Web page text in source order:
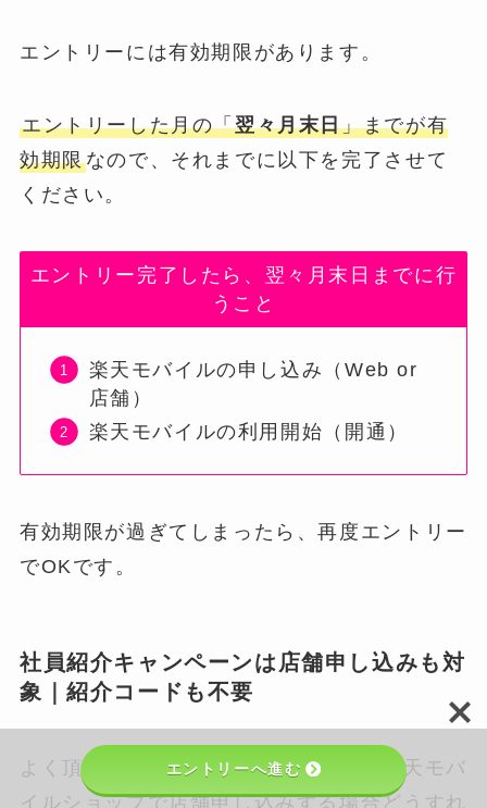
エントリーには有効期限があります。
エントリーした月の「翌々月末日」までが有
効期限なので、それまでに以下を完了させて
ください。
エントリー完了したら、翌々月末日までに行
うこと
楽天モバイルの申し込み（Web or
店舗）
楽天モバイルの利用開始（開通）
有効期限が過ぎてしまったら、再度エントリー
でOKです。
社員紹介キャンペーンは店舗申し込みも対
象｜紹介コードも不要
よく頂く質問として、エントリー後に楽天モバ
イルショップで店舗申し込みする場合どうすれ
エントリーへ進む